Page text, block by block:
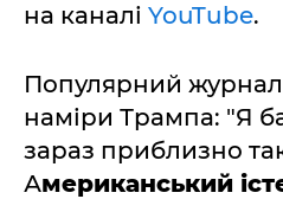
на каналі YouTube.
Популярний
наміри Трампа: "Я
зараз приблизно
Американський